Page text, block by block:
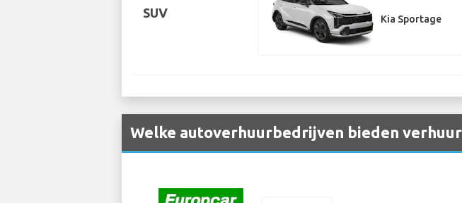
SUV Kia Sportage
Welke autoverhuurbedrijven bieden verhuur